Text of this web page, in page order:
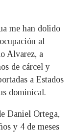
me han dolido
al
Alvarez, a
de cárcel y
a Estados
dominical.
Daniel Ortega,
y 4 de meses